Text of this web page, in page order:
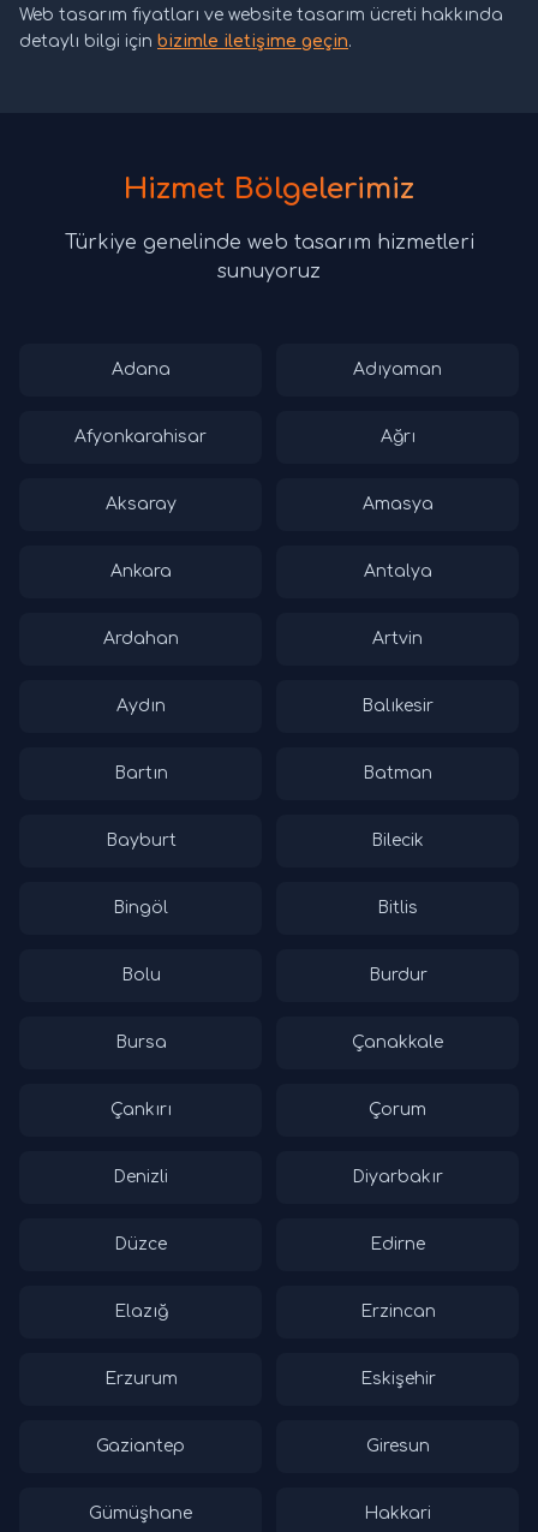
Web tasarım fiyatları ve website tasarım ücreti hakkında
detaylı bilgi için bizimle iletişime geçin.
Hizmet Bölgelerimiz
Türkiye genelinde web tasarım hizmetleri
sunuyoruz
Adana Adıyaman
Afyonkarahisar Ağrı
Aksaray Amasya
Ankara Antalya
Ardahan Artvin
Aydın Balıkesir
Bartın Batman
Bayburt Bilecik
Bingöl Bitlis
Bolu Burdur
Bursa Çanakkale
Çankırı Çorum
Denizli Diyarbakır
Düzce Edirne
Elazığ Erzincan
Erzurum Eskişehir
Gaziantep Giresun
Gümüşhane Hakkari